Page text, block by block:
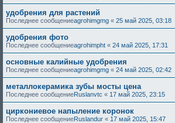
удобрения для растений
Последнее сообщениеagrohimgmg « 25 май 2025, 03:18
удобрения фото
Последнее сообщениеagrohimpht « 24 май 2025, 17:31
основные калийные удобрения
Последнее сообщениеagrohimgmg « 24 май 2025, 02:42
металлокерамика зубы мосты цена
Последнее сообщениеRuslanvtc « 17 май 2025, 23:15
циркониевое напыление коронок
Последнее сообщениеRuslandur « 17 май 2025, 15:47